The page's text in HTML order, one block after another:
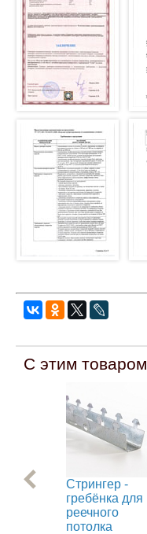
С этим
Стрингер -
гребёнка для
реечного
потолка